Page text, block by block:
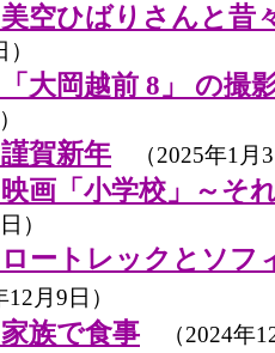
空ひばりさんと昔
大岡越前 8」 の撮
賀新年 （2025年1月
画「小学校」～そ
）
ートレックとソフ
月9日）
族で食事 （2024年